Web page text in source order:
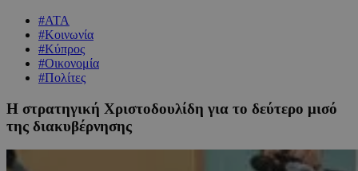
#ΑΤΑ
#Κοινωνία
#Κύπρος
#Οικονομία
#Πολίτες
Η στρατηγική Χριστοδουλίδη για το δεύτερο μισό
της διακυβέρνησης